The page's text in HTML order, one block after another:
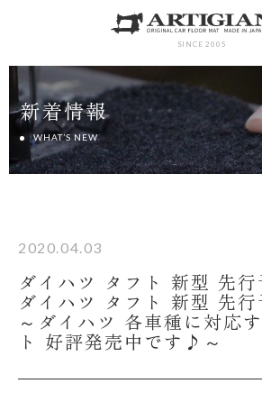
SINCE 2005
新着情報
WHAT’S NEW
2020.04.03
ダイハツ タフト 新型 先
ダイハツ タフト 新型 先
～ダイハツ 各車種に対応
ト 好評発売中です♪～